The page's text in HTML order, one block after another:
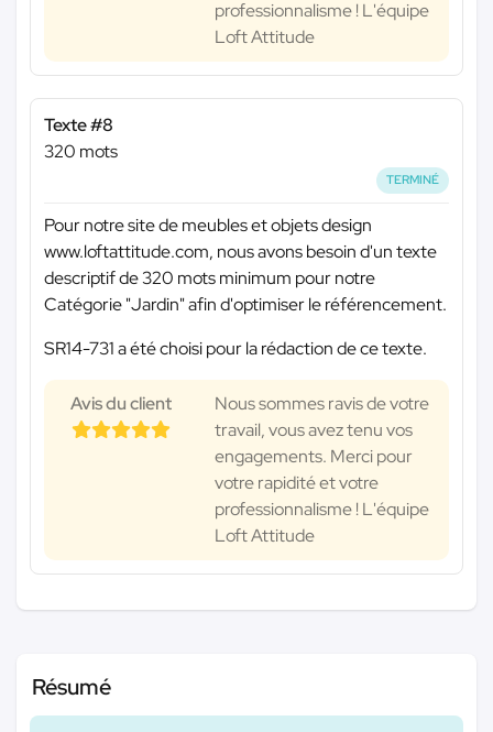
professionnalisme ! L'équipe
Loft Attitude
Texte #8
320 mots
TERMINÉ
Pour notre site de meubles et objets design
www.loftattitude.com, nous avons besoin d'un texte
descriptif de 320 mots minimum pour notre
Catégorie "Jardin" afin d'optimiser le référencement.
SR14-731 a été choisi pour la rédaction de ce texte.
Avis du client
Nous sommes ravis de votre
travail, vous avez tenu vos
engagements. Merci pour
votre rapidité et votre
professionnalisme ! L'équipe
Loft Attitude
Résumé